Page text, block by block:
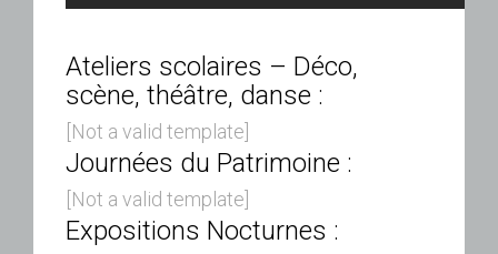
Ateliers scolaires – Déco,
scène, théâtre, danse :
[Not a valid template]
Journées du Patrimoine :
[Not a valid template]
Expositions Nocturnes :